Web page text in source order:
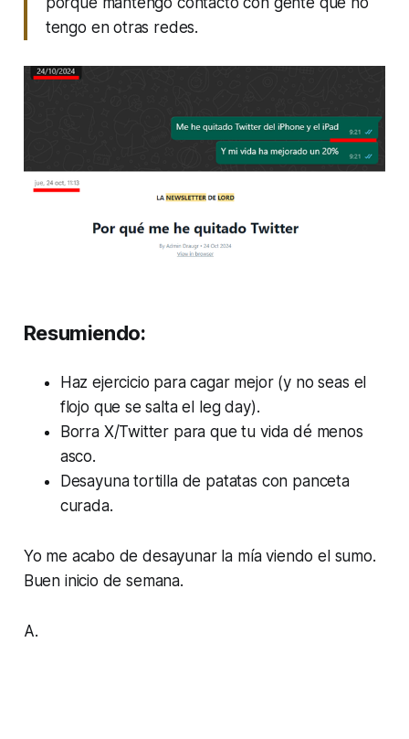
tengo en otras redes.
Resumiendo:
Haz ejercicio para cagar mejor (y no seas el
flojo que se salta el
leg day).
Borra X/Twitter para que tu vida dé menos
asco.
Desayuna tortilla de patatas con panceta
curada.
Yo me acabo de desayunar la mía viendo el sumo.
Buen inicio de semana.
A.